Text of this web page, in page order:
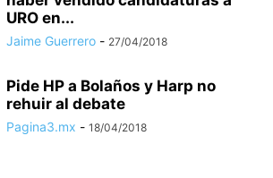
URO en...
Jaime Guerrero - 27/04/2018
Pide HP a Bolaños y Harp no
rehuir al debate
Pagina3.mx - 18/04/2018